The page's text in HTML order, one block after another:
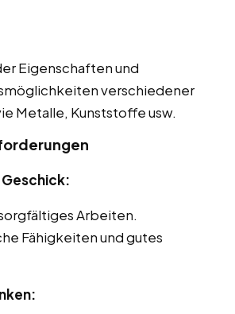
Eigenschaften und
verschiedener
Metalle, Kunststoffe usw.
Arbeiten.
Fähigkeiten und gutes